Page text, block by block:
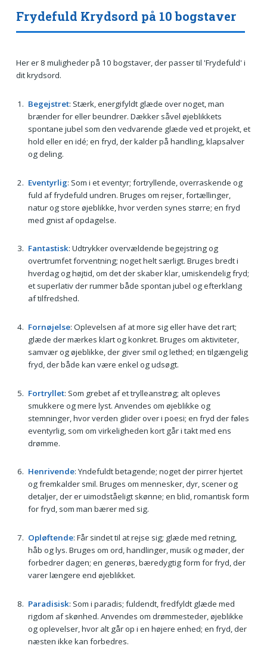
Frydefuld Krydsord på 10 bogstaver
Her er 8 muligheder på 10 bogstaver, der passer til 'Frydefuld' i
dit krydsord.
Begejstret: Stærk, energifyldt glæde over noget, man
brænder for eller beundrer. Dækker såvel øjeblikkets
spontane jubel som den vedvarende glæde ved et projekt, et
hold eller en idé; en fryd, der kalder på handling, klapsalver
og deling.
Eventyrlig: Som i et eventyr; fortryllende, overraskende og
fuld af frydefuld undren. Bruges om rejser, fortællinger,
natur og store øjeblikke, hvor verden synes større; en fryd
med gnist af opdagelse.
Fantastisk: Udtrykker overvældende begejstring og
overtrumfet forventning; noget helt særligt. Bruges bredt i
hverdag og højtid, om det der skaber klar, umiskendelig fryd;
et superlativ der rummer både spontan jubel og efterklang
af tilfredshed.
Fornøjelse: Oplevelsen af at more sig eller have det rart;
glæde der mærkes klart og konkret. Bruges om aktiviteter,
samvær og øjeblikke, der giver smil og lethed; en tilgængelig
fryd, der både kan være enkel og udsøgt.
Fortryllet: Som grebet af et trylleanstrøg; alt opleves
smukkere og mere lyst. Anvendes om øjeblikke og
stemninger, hvor verden glider over i poesi; en fryd der føles
eventyrlig, som om virkeligheden kort går i takt med ens
drømme.
Henrivende: Yndefuldt betagende; noget der pirrer hjertet
og fremkalder smil. Bruges om mennesker, dyr, scener og
detaljer, der er uimodståeligt skønne; en blid, romantisk form
for fryd, som man bærer med sig.
Opløftende: Får sindet til at rejse sig; glæde med retning,
håb og lys. Bruges om ord, handlinger, musik og møder, der
forbedrer dagen; en generøs, bæredygtig form for fryd, der
varer længere end øjeblikket.
Paradisisk: Som i paradis; fuldendt, fredfyldt glæde med
rigdom af skønhed. Anvendes om drømmesteder, øjeblikke
og oplevelser, hvor alt går op i en højere enhed; en fryd, der
næsten ikke kan forbedres.